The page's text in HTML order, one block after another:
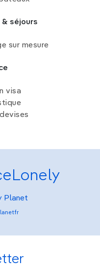
& séjours
sur mesure
visa
Planet